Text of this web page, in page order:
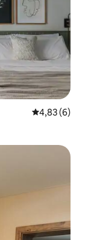
4,83 de uma
4,83 (6)